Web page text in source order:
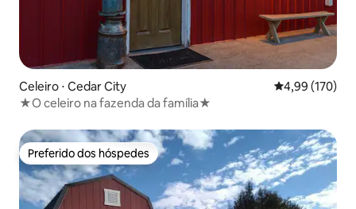
Celeiro ⋅ Cedar City 4,99 de uma
4,99 (170)
★O celeiro na fazenda da família★
Preferido dos hóspedes
Preferido dos hóspedes